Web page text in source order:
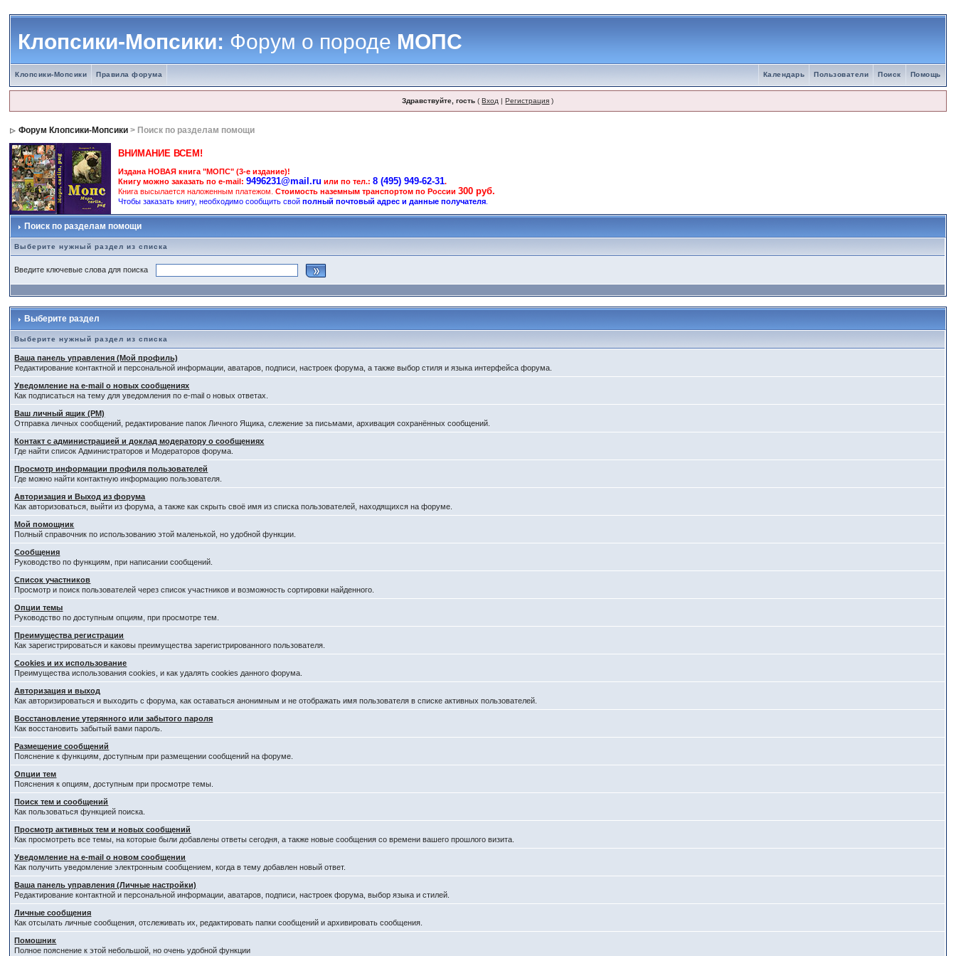
Клопсики-Мопсики:Форум о породеМОПС
Клопсики-Мопсики Правила форума Помощь
Поиск
Пользователи
Календарь
Здравствуйте, гость (Вход |Регистрация )
Форум Клопсики-Мопсики > Поиск по разделам помощи
ВНИМАНИЕ ВСЕМ!
Издана НОВАЯ книга "МОПС" (3-е издание)!
Книгу можно заказать по e-mail:9496231@mail.ru или по тел.:8 (495) 949-62-31.
Книга высылается наложенным платежом.Стоимость наземным транспортом по России300 руб.
Чтобы заказать книгу, необходимо сообщить свойполный почтовый адрес и данные получателя
Поиск по разделам помощи
Выберите нужный раздел из списка
Введите ключевые слова для поиска
Выберите раздел
Выберите нужный раздел из списка
Ваша панель управления (Мой профиль)
Редактирование контактной и персональной информации, аватаров, подписи, настроек форума, а также выбор стиля и языка интерфейса форума.
Уведомление на e-mail о новых сообщениях
Как подписаться на тему для уведомления по e-mail о новых ответах.
Ваш личный ящик (PM)
Отправка личных сообщений, редактирование папок Личного Ящика, слежение за письмами, архивация сохранённых сообщений.
Контакт с администрацией и доклад модератору о сообщениях
Где найти список Администраторов и Модераторов форума.
Просмотр информации профиля пользователей
Где можно найти контактную информацию пользователя.
Авторизация и Выход из форума
Как авторизоваться, выйти из форума, а также как скрыть своё имя из списка пользователей, находящихся на форуме.
Мой помощник
Полный справочник по использованию этой маленькой, но удобной функции.
Сообщения
Руководство по функциям, при написании сообщений.
Список участников
Просмотр и поиск пользователей через список участников и возможность сортировки найденного.
Опции темы
Руководство по доступным опциям, при просмотре тем.
Преимущества регистрации
Как зарегистрироваться и каковы преимущества зарегистрированного пользователя.
Cookies и их использование
Преимущества использования cookies, и как удалять cookies данного форума.
Авторизация и выход
Как авторизироваться и выходить с форума, как оставаться анонимным и не отображать имя пользователя в списке активных пользователей.
Восстановление утерянного или забытого пароля
Как восстановить забытый вами пароль.
Размещение сообщений
Пояснение к функциям, доступным при размещении сообщений на форуме.
Опции тем
Пояснения к опциям, доступным при просмотре темы.
Поиск тем и сообщений
Как пользоваться функцией поиска.
Просмотр активных тем и новых сообщений
Как просмотреть все темы, на которые были добавлены ответы сегодня, а также новые сообщения со времени вашего прошлого визита.
Уведомление на е-mail о новом сообщении
Как получить уведомление электронным сообщением, когда в тему добавлен новый ответ.
Ваша панель управления (Личные настройки)
Редактирование контактной и персональной информации, аватаров, подписи, настроек форума, выбор языка и стилей.
Личные сообщения
Как отсылать личные сообщения, отслеживать их, редактировать папки сообщений и архивировать сообщения.
Помошник
Полное пояснение к этой небольшой, но очень удобной функции